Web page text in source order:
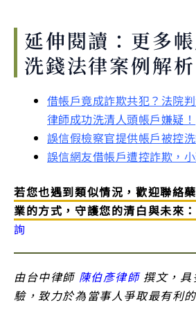
延伸閱讀：更多
洗錢法律案例解析
借帳戶竟成詐欺共犯？法院
律師成功洗清人頭帳戶嫌疑！
誤信假檢察官提供帳戶被控
誤信網友借帳戶遭控詐欺，
若您也遇到類似情況，歡迎聯絡
業的方式，守護您的清白與未來：
詢
由台中律師 陳伯彥律師撰文，具
驗，致力於為當事人爭取最有利